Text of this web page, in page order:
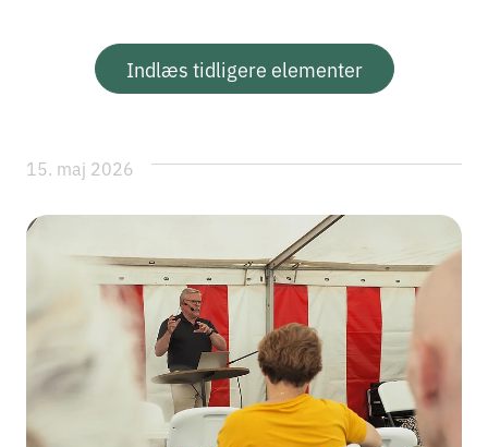
Indlæs tidligere elementer
15. maj 2026